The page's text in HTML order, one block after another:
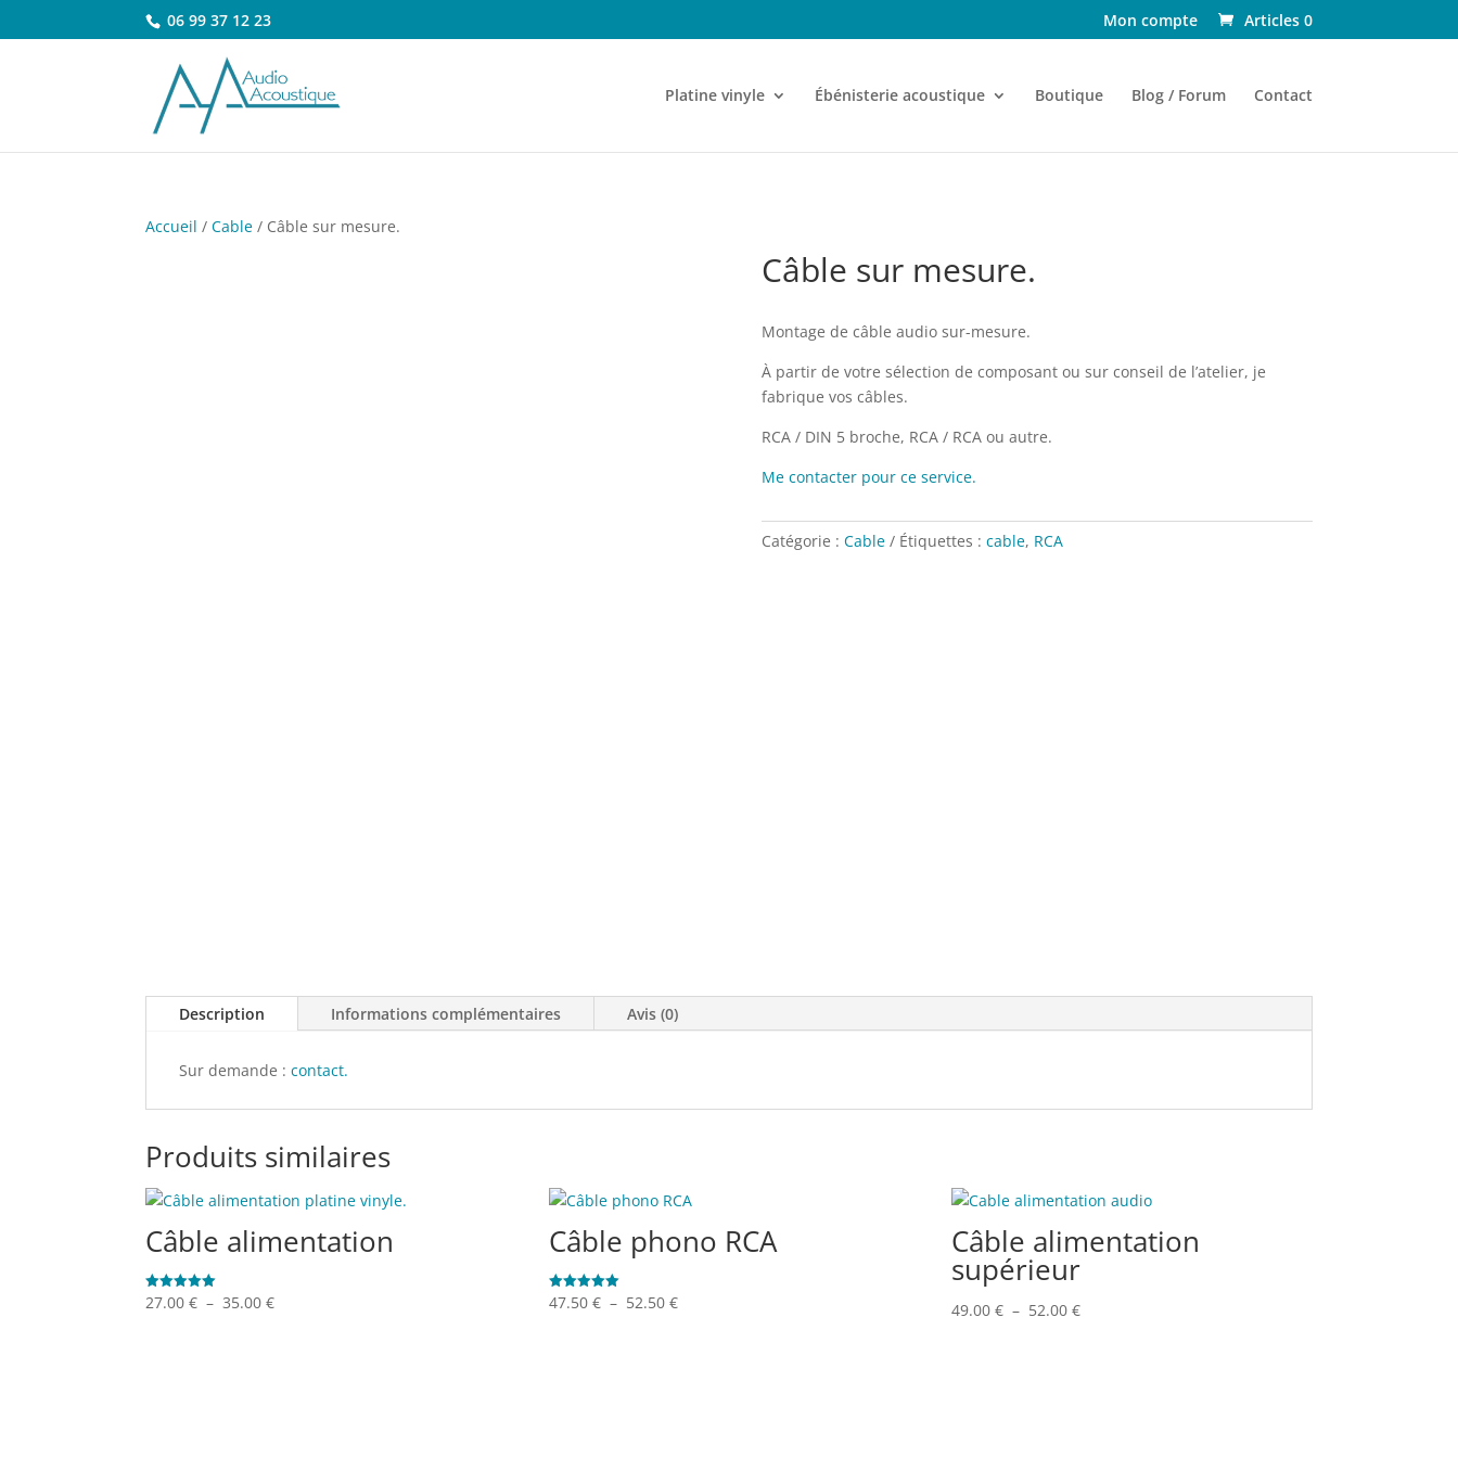
06 99 37 12 23 Mon compte Articles 0
Platine vinyle Ébénisterie acoustique Boutique Blog / Forum Contact
Accueil /Cable / Câble sur mesure.
Câble sur mesure.
Montage de câble audio sur-mesure.
À partir de votre sélection de composant ou sur conseil de l’atelier, je
fabrique vos câbles.
RCA / DIN 5 broche, RCA / RCA ou autre.
Me contacter pour ce service.
Catégorie : Cable Étiquettes : cable, RCA
Description Informations complémentaires Avis (0)
Sur demande :contact.
Produits similaires
Câble alimentation
Note
5.00
27.00€ – 35.00€Plage
Câble phono RCA
Note
5.00
47.50 € – 52.50 €Plage
Câble alimentation
supérieur
49.00€ – 52.00€Plage